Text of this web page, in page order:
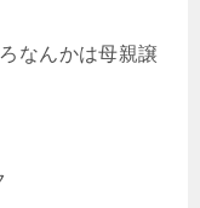
なんかは母親譲